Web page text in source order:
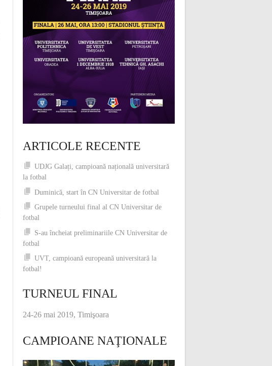
ARTICOLE RECENTE
UDJG Galați, campioană națională universitară
la fotbal
Duminică, start în CN Universitar de fotbal
Grupele turneului final al CN Universitar de
fotbal
S-au încheiat preliminariile CN Universitar de
fotbal
UVT, campioană europeană universitară la
fotbal!
TURNEUL FINAL
24-26 mai 2019, Timişoara
CAMPIOANE NAŢIONALE